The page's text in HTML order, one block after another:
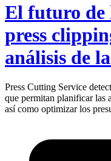
El futuro de
press
análisis de
Press Cutting Service
que permitan planificar las
así como optimizar los